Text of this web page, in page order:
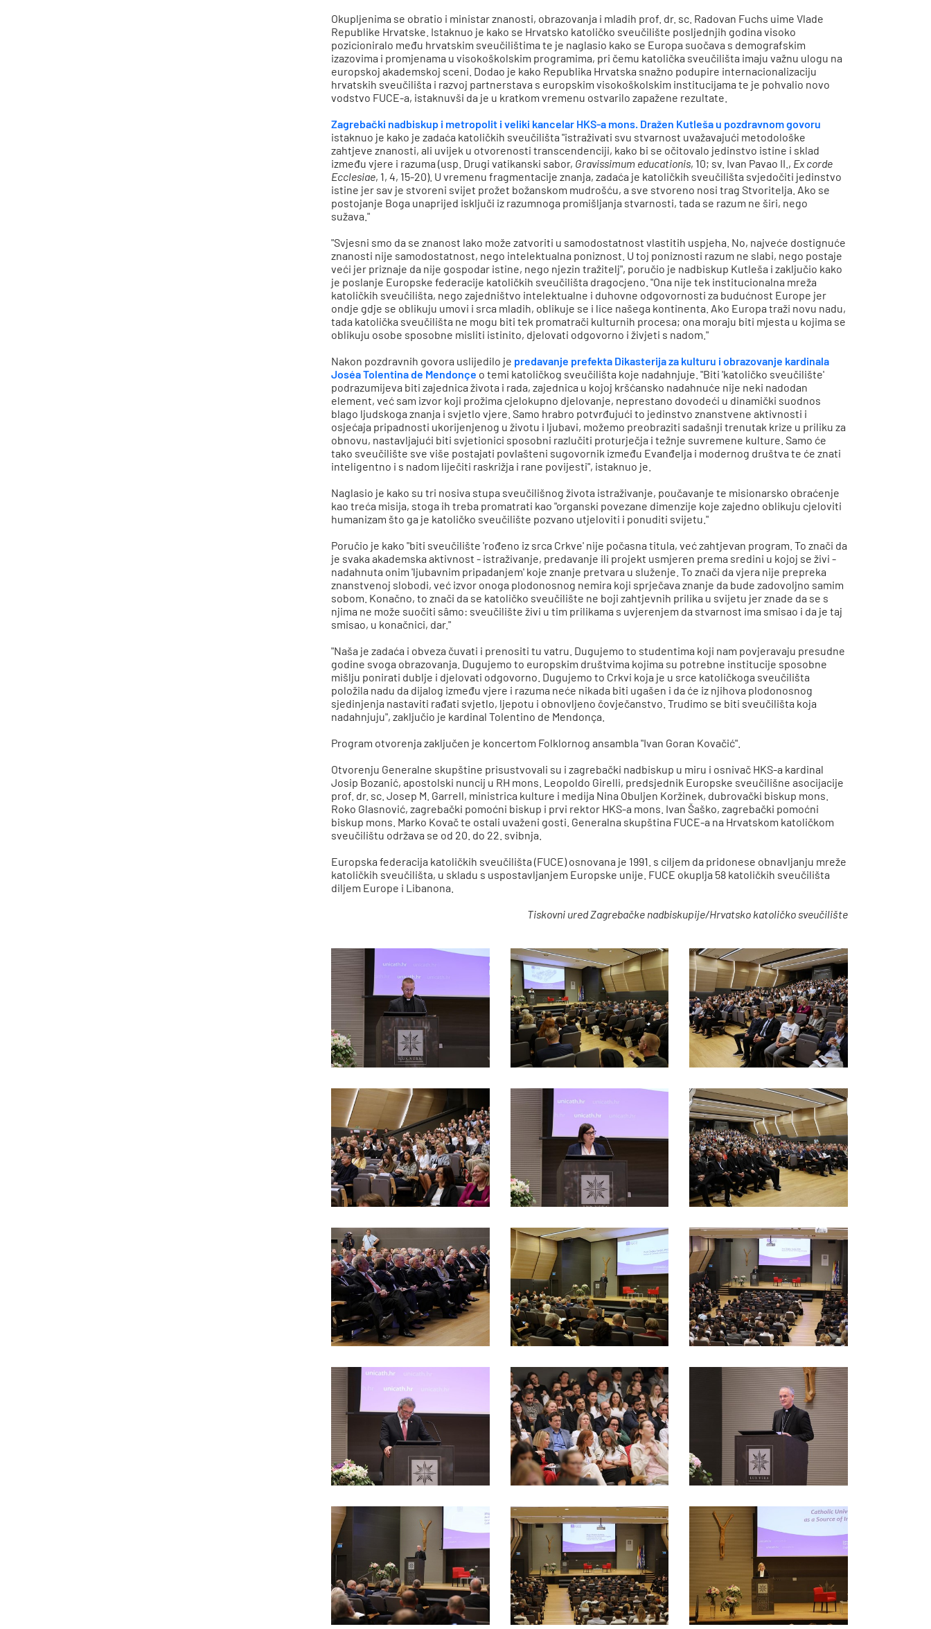
Okupljenima se obratio i ministar znanosti, obrazovanja i mladih prof. dr. sc. Radovan Fuchs uime Vlade
Republike Hrvatske. Istaknuo je kako se Hrvatsko katoličko sveučilište posljednjih godina visoko
pozicioniralo među hrvatskim sveučilištima te je naglasio kako se Europa suočava s demografskim
izazovima i promjenama u visokoškolskim programima, pri čemu katolička sveučilišta imaju važnu ulogu na
europskoj akademskoj sceni. Dodao je kako Republika Hrvatska snažno podupire internacionalizaciju
hrvatskih sveučilišta i razvoj partnerstava s europskim visokoškolskim institucijama te je pohvalio novo
vodstvo FUCE-a, istaknuvši da je u kratkom vremenu ostvarilo zapažene rezultate.
Zagrebački nadbiskup i metropolit i veliki kancelar HKS-a mons. Dražen Kutleša u pozdravnom govoru
istaknuo je kako je zadaća katoličkih sveučilišta "istraživati svu stvarnost uvažavajući metodološke
zahtjeve znanosti, ali uvijek u otvorenosti transcendenciji, kako bi se očitovalo jedinstvo istine i sklad
između vjere i razuma (usp. Drugi vatikanski sabor, Gravissimum educationis, 10; sv. Ivan Pavao II., Ex corde
Ecclesiae, 1, 4, 15-20). U vremenu fragmentacije znanja, zadaća je katoličkih sveučilišta svjedočiti jedinstvo
istine jer sav je stvoreni svijet prožet božanskom mudrošću, a sve stvoreno nosi trag Stvoritelja. Ako se
postojanje Boga unaprijed isključi iz razumnoga promišljanja stvarnosti, tada se razum ne širi, nego
sužava."
"Svjesni smo da se znanost lako može zatvoriti u samodostatnost vlastitih uspjeha. No, najveće dostignuće
znanosti nije samodostatnost, nego intelektualna poniznost. U toj poniznosti razum ne slabi, nego postaje
veći jer priznaje da nije gospodar istine, nego njezin tražitelj", poručio je nadbiskup Kutleša i zaključio kako
je poslanje Europske federacije katoličkih sveučilišta dragocjeno. "Ona nije tek institucionalna mreža
katoličkih sveučilišta, nego zajedništvo intelektualne i duhovne odgovornosti za budućnost Europe jer
ondje gdje se oblikuju umovi i srca mladih, oblikuje se i lice našega kontinenta. Ako Europa traži novu nadu,
tada katolička sveučilišta ne mogu biti tek promatrači kulturnih procesa; ona moraju biti mjesta u kojima se
oblikuju osobe sposobne misliti istinito, djelovati odgovorno i živjeti s nadom."
Nakon pozdravnih govora uslijedilo je predavanje prefekta Dikasterija za kulturu i obrazovanje kardinala
Joséa Tolentina de Mendonçe o temi katoličkog sveučilišta koje nadahnjuje. "Biti 'katoličko sveučilište'
podrazumijeva biti zajednica života i rada, zajednica u kojoj kršćansko nadahnuće nije neki nadodan
element, već sam izvor koji prožima cjelokupno djelovanje, neprestano dovodeći u dinamički suodnos
blago ljudskoga znanja i svjetlo vjere. Samo hrabro potvrđujući to jedinstvo znanstvene aktivnosti i
osjećaja pripadnosti ukorijenjenog u životu i ljubavi, možemo preobraziti sadašnji trenutak krize u priliku za
obnovu, nastavljajući biti svjetionici sposobni razlučiti proturječja i težnje suvremene kulture. Samo će
tako sveučilište sve više postajati povlašteni sugovornik između Evanđelja i modernog društva te će znati
inteligentno i s nadom liječiti raskrižja i rane povijesti", istaknuo je.
Naglasio je kako su tri nosiva stupa sveučilišnog života istraživanje, poučavanje te misionarsko obraćenje
kao treća misija, stoga ih treba promatrati kao "organski povezane dimenzije koje zajedno oblikuju cjeloviti
humanizam što ga je katoličko sveučilište pozvano utjeloviti i ponuditi svijetu."
Poručio je kako "biti sveučilište 'rođeno iz srca Crkve' nije počasna titula, već zahtjevan program. To znači da
je svaka akademska aktivnost - istraživanje, predavanje ili projekt usmjeren prema sredini u kojoj se živi -
nadahnuta onim 'ljubavnim pripadanjem' koje znanje pretvara u služenje. To znači da vjera nije prepreka
znanstvenoj slobodi, već izvor onoga plodonosnog nemira koji sprječava znanje da bude zadovoljno samim
sobom. Konačno, to znači da se katoličko sveučilište ne boji zahtjevnih prilika u svijetu jer znade da se s
njima ne može suočiti sâmo: sveučilište živi u tim prilikama s uvjerenjem da stvarnost ima smisao i da je taj
smisao, u konačnici, dar."
"Naša je zadaća i obveza čuvati i prenositi tu vatru. Dugujemo to studentima koji nam povjeravaju presudne
godine svoga obrazovanja. Dugujemo to europskim društvima kojima su potrebne institucije sposobne
mišlju ponirati dublje i djelovati odgovorno. Dugujemo to Crkvi koja je u srce katoličkoga sveučilišta
položila nadu da dijalog između vjere i razuma neće nikada biti ugašen i da će iz njihova plodonosnog
sjedinjenja nastaviti rađati svjetlo, ljepotu i obnovljeno čovječanstvo. Trudimo se biti sveučilišta koja
nadahnjuju", zaključio je kardinal Tolentino de Mendonça.
Program otvorenja zaključen je koncertom Folklornog ansambla "Ivan Goran Kovačić".
Otvorenju Generalne skupštine prisustvovali su i zagrebački nadbiskup u miru i osnivač HKS-a kardinal
Josip Bozanić, apostolski nuncij u RH mons. Leopoldo Girelli, predsjednik Europske sveučilišne asocijacije
prof. dr. sc. Josep M. Garrell, ministrica kulture i medija Nina Obuljen Koržinek, dubrovački biskup mons.
Roko Glasnović, zagrebački pomoćni biskup i prvi rektor HKS-a mons. Ivan Šaško, zagrebački pomoćni
biskup mons. Marko Kovač te ostali uvaženi gosti. Generalna skupština FUCE-a na Hrvatskom katoličkom
sveučilištu održava se od 20. do 22. svibnja.
Europska federacija katoličkih sveučilišta (FUCE) osnovana je 1991. s ciljem da pridonese obnavljanju mreže
katoličkih sveučilišta, u skladu s uspostavljanjem Europske unije. FUCE okuplja 58 katoličkih sveučilišta
diljem Europe i Libanona.
Tiskovni ured Zagrebačke nadbiskupije/Hrvatsko katoličko sveučilište